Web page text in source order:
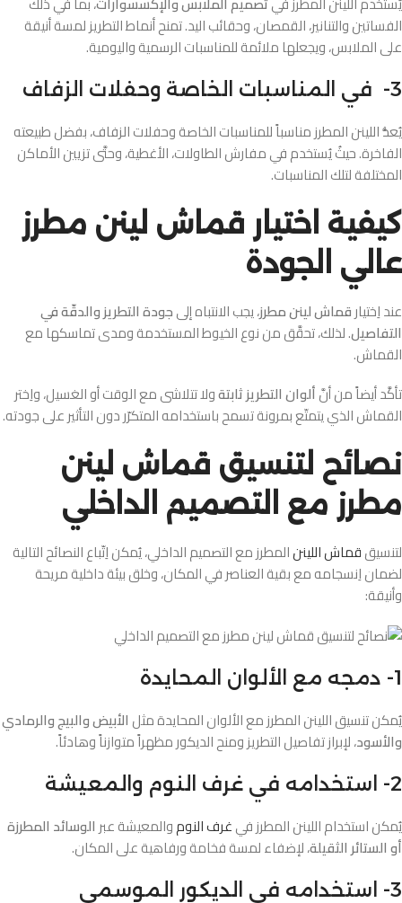
الفساتين والتنانير، القمصان، وحقائب اليد. تمنح أنماط التطريز لمسة أنيقة
على الملابس، ويجعلها ملائمة للمناسبات الرسمية واليومية.
3- في المناسبات الخاصة وحفلات الزفاف
يُعدُّ اللينن المطرز مناسباً للمناسبات الخاصة وحفلات الزفاف، بفضل طبيعته
الفاخرة. حيثُ يُستخدم في مفارش الطاولات، الأغطية، وحتَّى تزيين الأماكن
المختلفة لتلك المناسبات.
كيفية اختيار قماش لينن مطرز
عالي الجودة
عند اِختيارقماش لينن مطرز، يجب الانتباه إلىجودة التطريز والدقّة في
التفاصيل. لذلك، تحقَّق من نوع الخيوط المستخدمة ومدى تماسكها مع
القماش.
تأكَّد أيضاً من أنَّألوان التطريز ثابتةولا تتلاشى مع الوقت أو الغسيل، واِختر
القماش الذي يتمتّع بمرونة تسمح باستخدامه المتكرّر دون التأثير على جودته.
نصائح لتنسيق قماش لينن
مطرز مع التصميم الداخلي
لتنسيققماش الليننالمطرز مع التصميم الداخلي، يُمكن اِتّباع النصائح التالية
لضمان اِنسجامه مع بقية العناصر في المكان، وخلق بيئة داخلية مريحة
وأنيقة:
1- دمجه مع الألوان المحايدة
يُمكن تنسيق اللينن المطرز مع الألوان المحايدة مثل الأبيض والبيج والرمادي
والأسود، لإبراز تفاصيل التطريز ومنح الديكور مظهراً متوازناً وهادئاً.
2- استخدامه في غرف النوم والمعيشة
يُمكن استخدام اللينن المطرز فيغرف النوموالمعيشة عبرالوسائد المطرزة
أو الستائر الثقيلة، لإضفاء لمسة فخامة ورفاهية على المكان.
3- استخدامه في الديكور الموسمي